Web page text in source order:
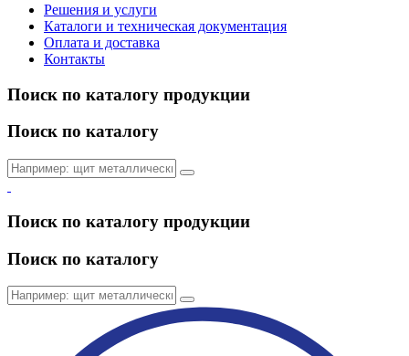
Решения и услуги
Каталоги и техническая документация
Оплата и доставка
Контакты
Поиск по каталогу продукции
Поиск по каталогу
Поиск по каталогу продукции
Поиск по каталогу